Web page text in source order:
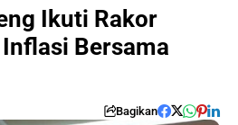
Ikuti Rakor
Bersama
Bagikan